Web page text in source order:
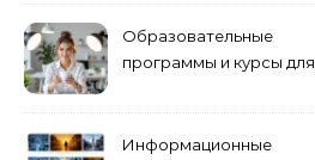
Образовательные
программы и курсы для
Информационные